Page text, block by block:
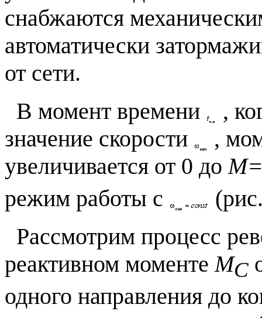
снабжаются
автоматически
от сети.
В момент времени
,
значение скорости
,
увеличивается от 0 до
режим работы с
Рассмотрим процесс
реактивном моменте МС
одного направления до